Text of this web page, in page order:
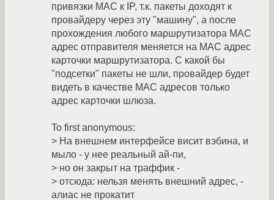
привязки MAC к IP, т.к. пакеты доходят к
провайдеру через эту "машину", а после
прохождения любого маршрутизатора MAC
адрес отправителя меняется на MAC адрес
карточки маршрутизатора. С какой бы
"подсетки" пакеты не шли, провайдер будет
видеть в качестве MAC адресов только
адрес карточки шлюза.
To first anonymous:
> На внешнем интерфейсе висит вэбина, и
мыло - у нее реальный ай-пи,
> но он закрыт на траффик -
> отсюда: нельзя менять внешний адрес, -
алиас не прокатит